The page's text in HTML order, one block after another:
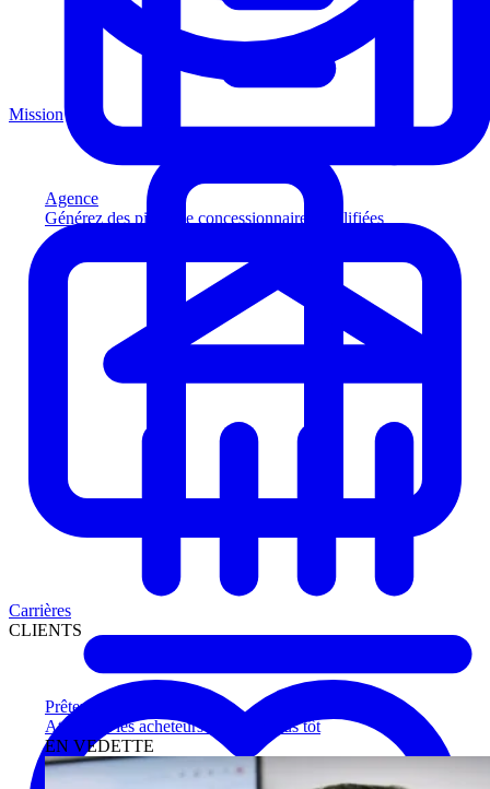
Agence
Générez des pistes de concessionnaires qualifiées
Prêteurs
Atteignez les acheteurs qualifiés plus tôt
EN VEDETTE
Mission
Carrières
CLIENTS